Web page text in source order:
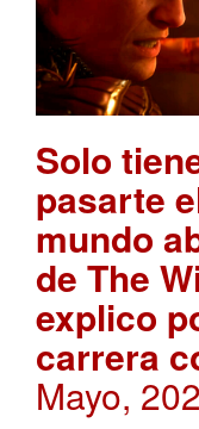
Solo
pasarte
mundo
de The
explico
carrera
Mayo,